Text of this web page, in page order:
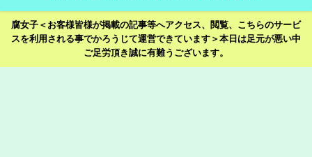
腐女子＜お客様皆様が掲載の記事等へアクセス、閲覧、こちらのサービ
スを利用される事でかろうじて運営できています＞本日は足元が悪い中
ご足労頂き誠に有難うございます。